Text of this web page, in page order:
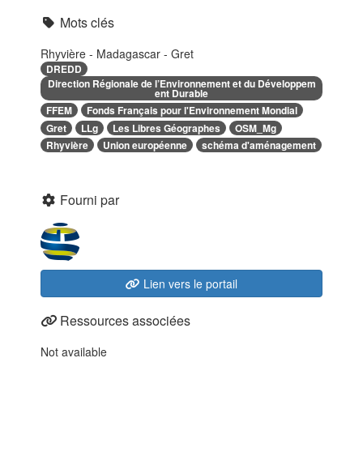
Mots clés
Rhyvière - Madagascar - Gret
DREDD
Direction Régionale de l’Environnement et du Développem
ent Durable
FFEM
Fonds Français pour l'Environnement Mondial
Gret
LLg Les Libres Géographes
OSM_Mg
Rhyvière
Union européenne schéma d'aménagement
Fourni par
Lien vers le portail
Ressources associées
Not available